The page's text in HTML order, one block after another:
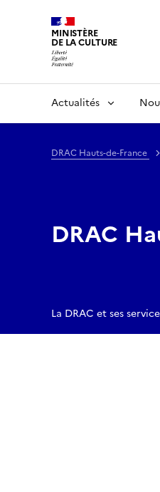
MINISTÈRE
DE LA CULTURE
Actualités
DRAC Hauts-de-France
DRAC
La DRAC et ses